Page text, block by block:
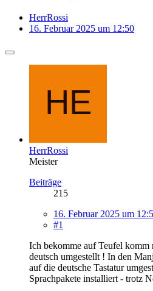
HerrRossi
16. Februar 2025 um 12:50
HerrRossi
Meister
Beiträge
215
16. Februar 2025 um
#1
Ich bekomme auf Teufel komm
deutsch umgestellt ! In den
auf die deutsche Tastatur
Sprachpakete installiert - trotz